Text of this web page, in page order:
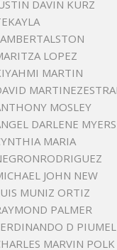
DAVIN KURZ
LOPEZ
MARTIN
MOSLEY
DARLENE MYERS
MARIA
JOHN NEW
MUNIZ ORTIZ
PALMER
D
MARVIN POLK